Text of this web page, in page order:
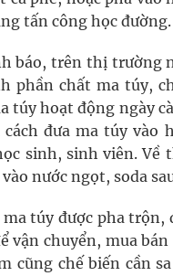
tấn công học đường.
báo, trên thị trường
phần chất ma túy,
túy hoạt động ngày
đưa ma túy vào
sinh, sinh viên.
nước ngọt, soda
túy được pha
vận chuyển, mua
cũng chế biến cần